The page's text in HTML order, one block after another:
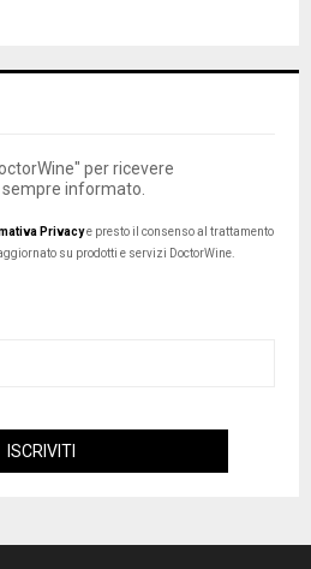
per ricevere
informato.
Privacye presto il consenso al trattamento
su prodotti e servizi DoctorWine.